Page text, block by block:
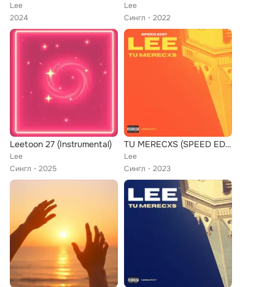
Lee
2024
Lee
Сингл
2022
Leetoon 27 (Instrumental)
Lee
Сингл
2025
TU MERECXS (SPEED EDIT)
Lee
Сингл
2023